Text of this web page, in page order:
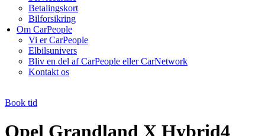
Betalingskort
Bilforsikring
Om CarPeople
Vi er CarPeople
Elbilsunivers
Bliv en del af CarPeople eller CarNetwork
Kontakt os
Book tid
Opel Grandland X Hybrid4